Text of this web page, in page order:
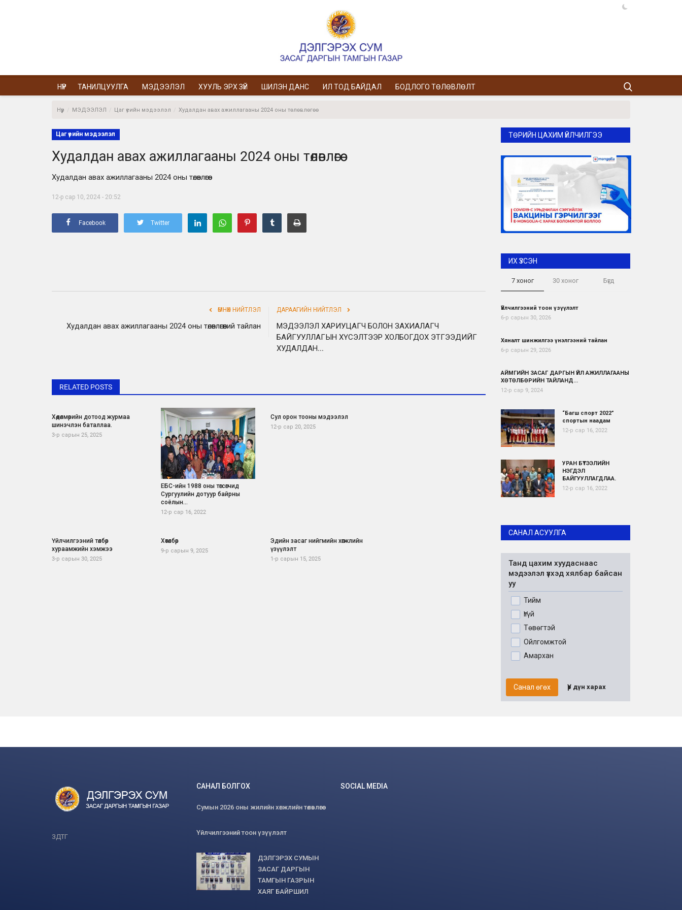
НҮҮР ТАНИЛЦУУЛГА МЭДЭЭЛЭЛ ХУУЛЬ ЭРХ ЗҮЙ ШИЛЭН ДАНС ИЛ ТОД БАЙДАЛ БОДЛОГО ТӨЛӨВЛӨЛТ
Нүүр МЭДЭЭЛЭЛ Цаг үеийн мэдээлэл Худалдан авах ажиллагааны 2024 оны төлөвлөгөө
Цаг үеийн мэдээлэл
Худалдан авах ажиллагааны 2024 оны төлөвлөгөө
Худалдан авах ажиллагааны 2024 оны төлөвлөгөө
12-р сар 10, 2024 - 20:52
Facebook Twitter
ӨМНӨХ НИЙТЛЭЛ
Худалдан авах ажиллагааны 2024 оны төлөвлөгөөний тайлан
ДАРААГИЙН НИЙТЛЭЛ
МЭДЭЭЛЭЛ ХАРИУЦАГЧ БОЛОН ЗАХИАЛАГЧ
БАЙГУУЛЛАГЫН ХҮСЭЛТЭЭР ХОЛБОГДОХ ЭТГЭЭДИЙГ
ХУДАЛДАН...
RELATED POSTS
Хөдөлмөрийн дотоод журмаа
шинэчлэн баталлаа.
3-р сарын 25, 2025
ЕБС-ийн 1988 оны төгсөгчид
Сургуулийн дотуур байрны
соёлын...
12-р сар 16, 2022
Сул орон тооны мэдээлэл
12-р сар 20, 2025
Үйлчилгээний төлбөр
хураамжийн хэмжээ
3-р сарын 30, 2025
Хөтөлбөр
9-р сарын 9, 2025
Эдийн засаг нийгмийн хөгжлийн
үзүүлэлт
1-р сарын 15, 2025
ТӨРИЙН ЦАХИМ ҮЙЛЧИЛГЭЭ
ИХ ҮЗСЭН
7 хоног 30 хоног Бүгд
Үйлчилгээний тоон үзүүлэлт
6-р сарын 30, 2026
Хяналт шинжилгээ үнэлгээний тайлан
6-р сарын 29, 2026
АЙМГИЙН ЗАСАГ ДАРГЫН ҮЙЛ АЖИЛЛАГААНЫ
ХӨТӨЛБӨРИЙН ТАЙЛАНД...
12-р сар 9, 2024
“Багш спорт 2022”
спортын наадам
12-р сар 16, 2022
УРАН БҮТЭЭЛИЙН
НЭГДЭЛ
БАЙГУУЛЛАГДЛАА.
12-р сар 16, 2022
САНАЛ АСУУЛГА
Танд цахим хуудаснаас
мэдээлэл үзхэд хялбар байсан
уу
Тийм
Үгүй
Төвөгтэй
Ойлгомжтой
Амархан
Санал өгөх Үр дүн харах
ЗДТГ
САНАЛ БОЛГОХ
Сумын 2026 оны жилийн хөгжлийн төлөвлөгөө
Үйлчилгээний тоон үзүүлэлт
ДЭЛГЭРЭХ СУМЫН
ЗАСАГ ДАРГЫН
ТАМГЫН ГАЗРЫН
ХАЯГ БАЙРШИЛ
SOCIAL MEDIA